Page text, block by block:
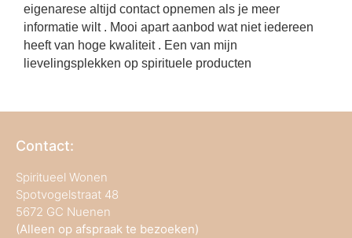
eigenarese altijd contact opnemen als je meer
informatie wilt . Mooi apart aanbod wat niet iedereen
heeft van hoge kwaliteit . Een van mijn
lievelingsplekken op spirituele producten
Contact:
Spiritueel Wonen
Spotvogelstraat 48
5672 GC Nuenen
(Alleen op afspraak te bezoeken)